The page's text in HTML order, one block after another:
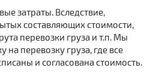
затраты. Вследствие,
составляющих стоимости,
перевозки груза и т.п. Мы
на перевозку груза, где все
и согласована стоимость.